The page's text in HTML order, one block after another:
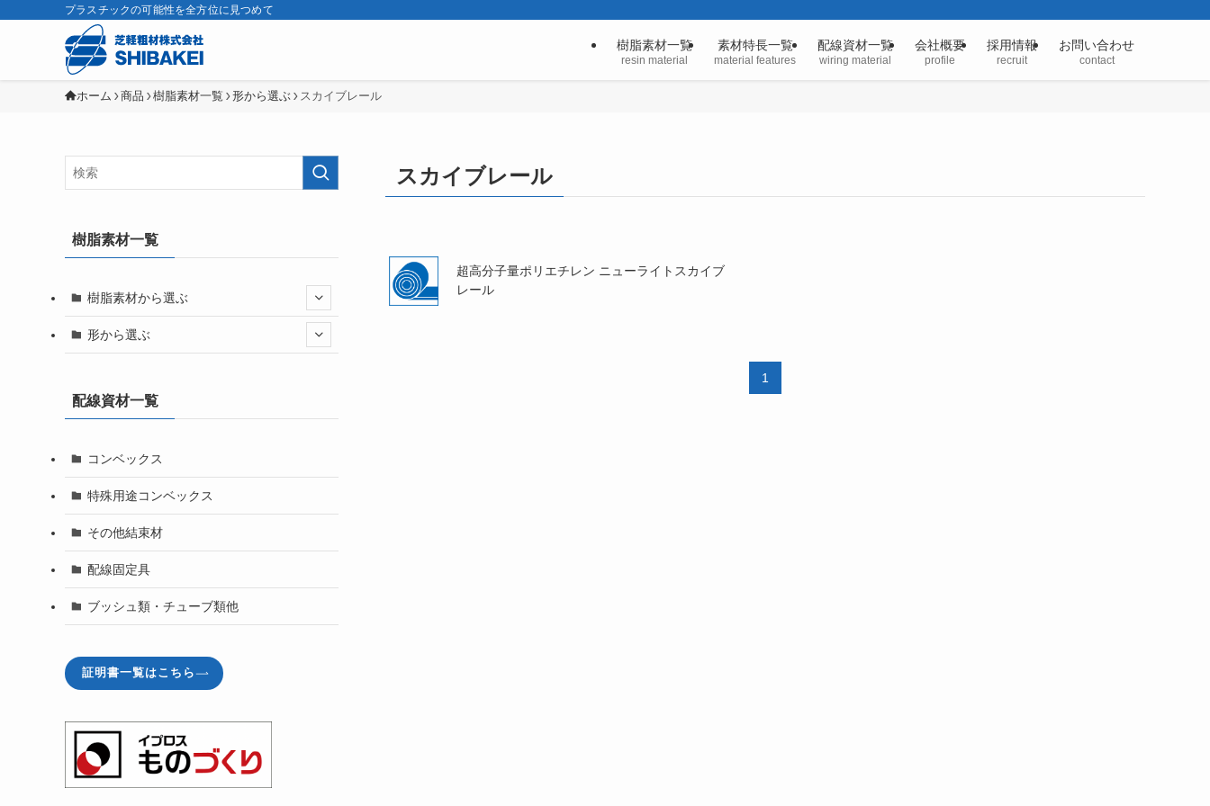
プラスチックの可能性を全方位に見つめて
樹脂素材一覧
resin material
素材特長一覧
material features
配線資材一覧
wiring material
会社概要
profile
採用情報
recruit
お問い合わせ
contact
ホーム 商品 樹脂素材一覧 形から選ぶ スカイブレール
スカイブレール
超高分子量ポリエチレン ニューライトスカイブ
レール
1
樹脂素材一覧
樹脂素材から選ぶ
形から選ぶ
配線資材一覧
コンベックス
特殊用途コンベックス
その他結束材
配線固定具
ブッシュ類・チューブ類他
証明書一覧はこちら